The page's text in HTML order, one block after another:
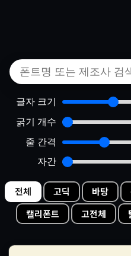
글자 크기
굵기 개수
줄 간격
자간
전체 고딕 바탕
캘리폰트
고전체